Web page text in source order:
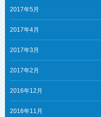
2017年5月
2017年4月
2017年3月
2017年2月
2016年12月
2016年11月